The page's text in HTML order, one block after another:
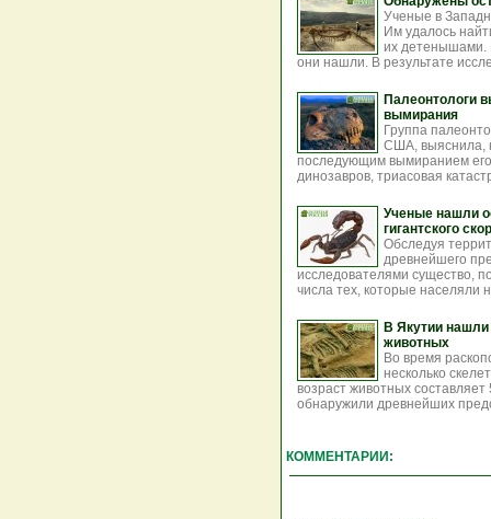
Ученые в
Им удалось
их детенышами.
они нашли. В результате
Палеонтологи
вымирания
Группа
США, выяснила,
последующим вымиранием
динозавров, триасовая
Ученые нашли
гигантского
Обследуя
древнейшего
исследователями существо,
числа тех, которые населяли
В Якутии
животных
Во время
несколько
возраст животных
обнаружили древнейших
КОММЕНТАРИИ: